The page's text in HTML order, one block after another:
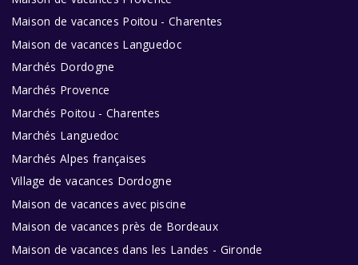
Maison de vacances Poitou - Charentes
Maison de vacances Languedoc
Marchés Dordogne
Marchés Provence
Marchés Poitou - Charentes
Marchés Languedoc
Marchés Alpes françaises
Village de vacances Dordogne
Maison de vacances avec piscine
Maison de vacances près de Bordeaux
Maison de vacances dans les Landes - Gironde